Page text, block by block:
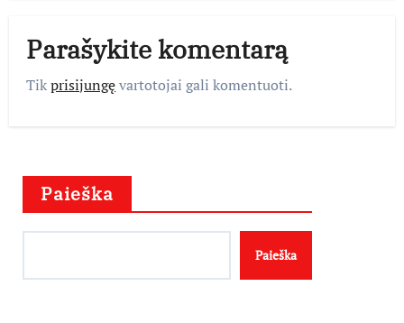
Parašykite komentarą
Tikprisijungęvartotojai gali komentuoti.
Paieška
Paieška